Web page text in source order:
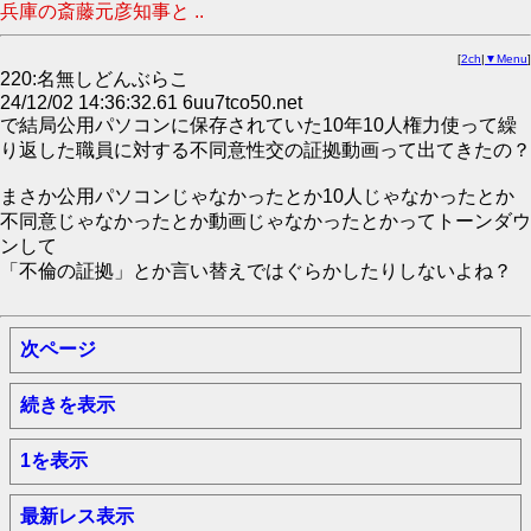
兵庫の斎藤元彦知事と ..
[2ch| ▼Menu]
220:名無しどんぶらこ
24/12/02 14:36:32.61 6uu7tco50.net
で結局公用パソコンに保存されていた10年10人権力使って繰
り返した職員に対する不同意性交の証拠動画って出てきたの？
まさか公用パソコンじゃなかったとか10人じゃなかったとか
不同意じゃなかったとか動画じゃなかったとかってトーンダウ
ンして
「不倫の証拠」とか言い替えではぐらかしたりしないよね？
次ページ
続きを表示
1を表示
最新レス表示